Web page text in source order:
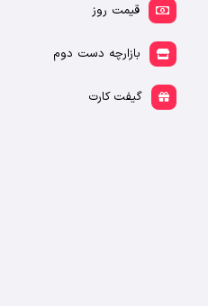
قیمت روز
بازارچه دست دوم
گیفت کارت